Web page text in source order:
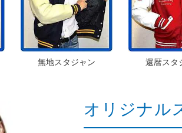
無地スタジャン 還暦スタ
オリジナル